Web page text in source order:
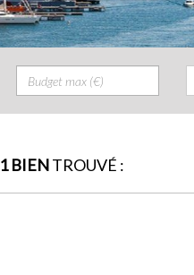
Prix
1 BIENTROUVÉ :